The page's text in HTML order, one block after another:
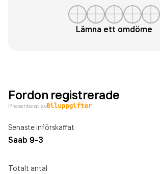
Lämna ett omdöme
Fordon registrerade
Presenterat av
Senaste införskaffat
Saab 9-3
Totalt antal